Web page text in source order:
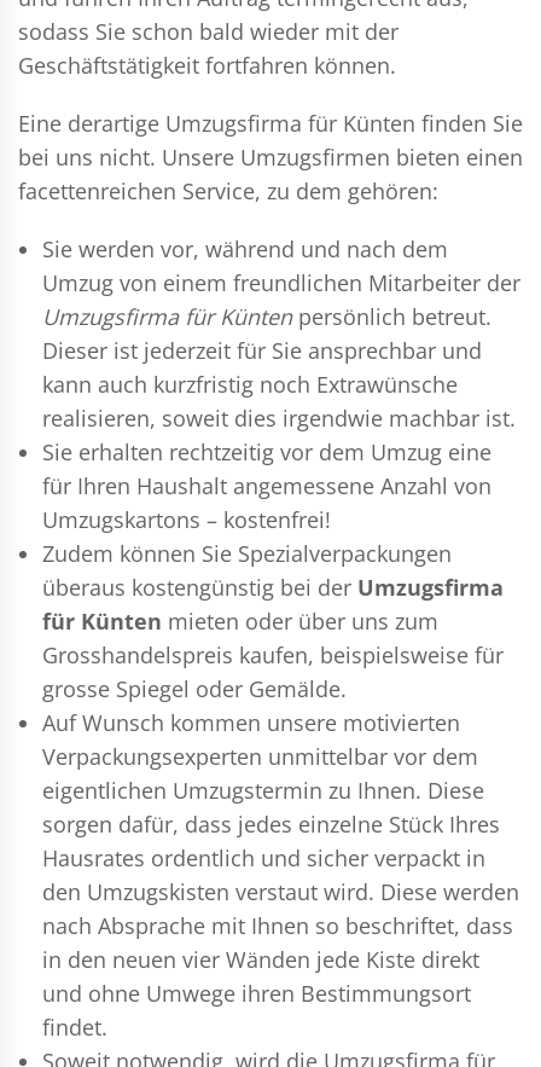
sodass Sie schon bald wieder mit der
Geschäftstätigkeit fortfahren können.
Eine derartige Umzugsfirma für Künten finden Sie
bei uns nicht. Unsere Umzugsfirmen bieten einen
facettenreichen Service, zu dem gehören:
Sie werden vor, während und nach dem
Umzug von einem freundlichen Mitarbeiter der
Umzugsfirma für Küntenpersönlich betreut.
Dieser ist jederzeit für Sie ansprechbar und
kann auch kurzfristig noch Extrawünsche
realisieren, soweit dies irgendwie machbar ist.
Sie erhalten rechtzeitig vor dem Umzug eine
für Ihren Haushalt angemessene Anzahl von
Umzugskartons – kostenfrei!
Zudem können Sie Spezialverpackungen
überaus kostengünstig bei der Umzugsfirma
für Künten mieten oder über uns zum
Grosshandelspreis kaufen, beispielsweise für
grosse Spiegel oder Gemälde.
Auf Wunsch kommen unsere motivierten
Verpackungsexperten unmittelbar vor dem
eigentlichen Umzugstermin zu Ihnen. Diese
sorgen dafür, dass jedes einzelne Stück Ihres
Hausrates ordentlich und sicher verpackt in
den Umzugskisten verstaut wird. Diese werden
nach Absprache mit Ihnen so beschriftet, dass
in den neuen vier Wänden jede Kiste direkt
und ohne Umwege ihren Bestimmungsort
findet.
Soweit notwendig, wird die Umzugsfirma für